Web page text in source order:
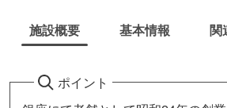
施設概要 基本情報 関
ポイント